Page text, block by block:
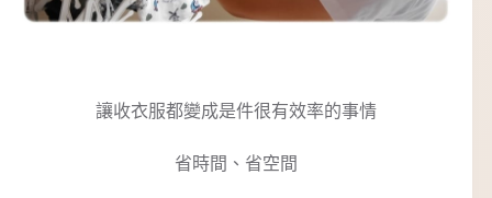
讓收衣服都變成是件很有效率的事情
省時間、省空間